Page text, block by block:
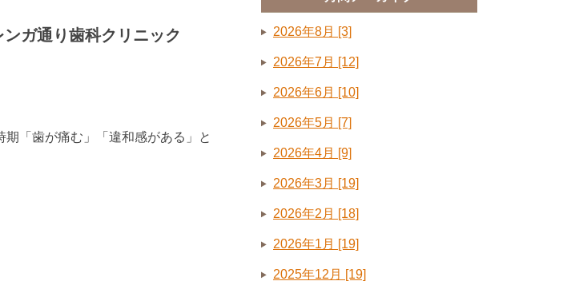
ガ通り歯科クリニック
「歯が痛む」「違和感がある」と
2026年8月 [3]
2026年7月 [12]
2026年6月 [10]
2026年5月 [7]
2026年4月 [9]
2026年3月 [19]
2026年2月 [18]
2026年1月 [19]
2025年12月 [19]